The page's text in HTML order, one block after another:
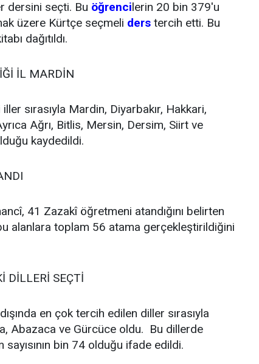
dersini seçti. Bu öğrencilerin 20 bin 379'u
üzere Kürtçe seçmeli ders tercih etti. Bu
dağıtıldı.
İL MARDİN
sırasıyla Mardin, Diyarbakır, Hakkari,
Ağrı, Bitlis, Mersin, Dersim, Siirt ve
kaydedildi.
41 Zazakî öğretmeni atandığını belirten
alanlara toplam 56 atama gerçekleştirildiğini
DİLLERİ SEÇTİ
en çok tercih edilen diller sırasıyla
Abazaca ve Gürcüce oldu. Bu dillerde
bin 74 olduğu ifade edildi.